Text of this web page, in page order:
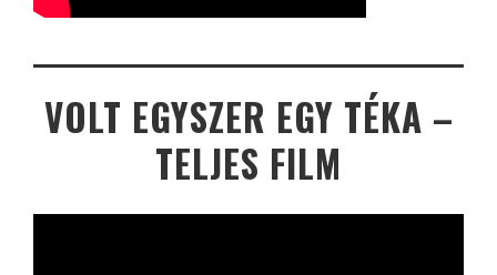
VOLT EGYSZER EGY TÉKA –
TELJES FILM